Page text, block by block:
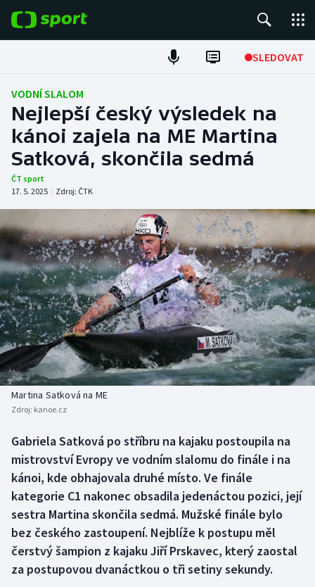
SLEDOVAT
Fotbal
Hokej
Tenis
Atletika
Cyklistika
DALŠÍ SPORTY
Americký fotbal
Baseball a softbal
Basketbal
Biatlon
Box
Curling
Dostihy
Florbal
NEPŘEHLÉDNĚTE
Soutěže
Historické návraty
Aplikace ČT sport
VODNÍ SLALOM
Nejlepší český výsledek na
kánoi zajela na ME Martina
Satková, skončila sedmá
ČT sport
17. 5. 2025 | Zdroj: ČTK
Martina Satková na ME
Zdroj: kanoe.cz
Gabriela Satková po stříbru na kajaku postoupila na
mistrovství Evropy ve vodním slalomu do finále i na
kánoi, kde obhajovala druhé místo. Ve finále
kategorie C1 nakonec obsadila jedenáctou pozici, její
sestra Martina skončila sedmá. Mužské finále bylo
bez českého zastoupení. Nejblíže k postupu měl
čerstvý šampion z kajaku Jiří Prskavec, který zaostal
za postupovou dvanáctkou o tři setiny sekundy.